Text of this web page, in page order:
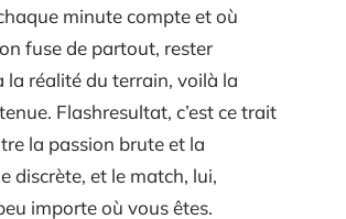
minute compte et où
fuse de partout, rester
la réalité du terrain, voilà la
Flashresultat, c’est ce trait
la passion brute et la
discrète, et le match, lui,
importe où vous êtes.